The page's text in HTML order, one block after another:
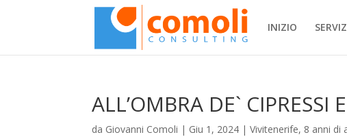
INIZIO
ALL’OMBRA DE` CIPRESSI
da Giovanni Comoli | Giu 1, 2024 |Vivitenerife, 8 anni di